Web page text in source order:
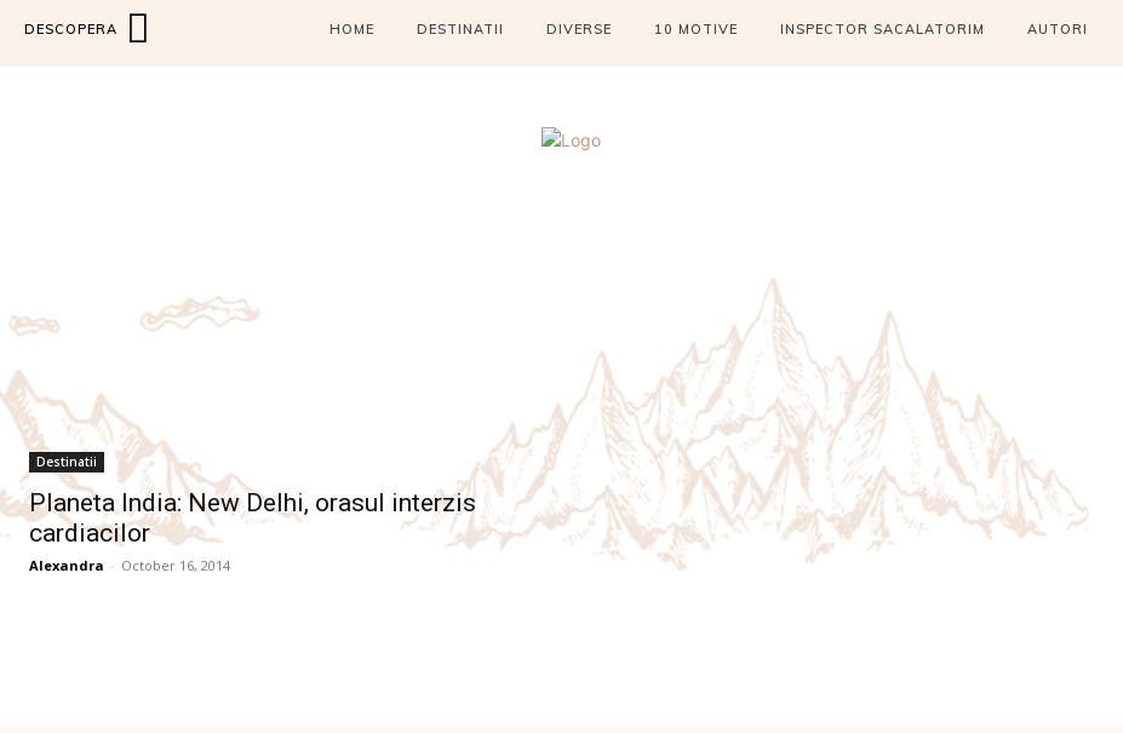
DESCOPERA HOME DESTINATII DIVERSE 10 MOTIVE INSPECTOR SACALATORIM AUTORI
Destinatii
Planeta India: New Delhi, orasul interzis
cardiacilor
Alexandra - October 16, 2014